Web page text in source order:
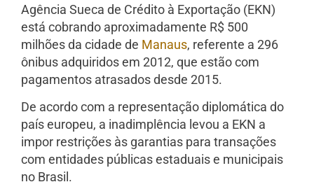
Agência Sueca de Crédito à Exportação (EKN)
está cobrando aproximadamente R$ 500
milhões da cidade de Manaus, referente a 296
ônibus adquiridos em 2012, que estão com
pagamentos atrasados desde 2015.
De acordo com a representação diplomática do
país europeu, a inadimplência levou a EKN a
impor restrições às garantias para transações
com entidades públicas estaduais e municipais
no Brasil.